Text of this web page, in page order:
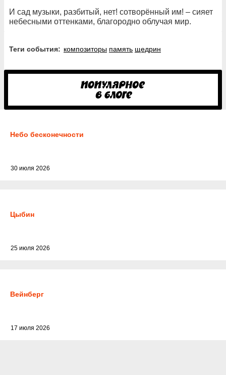
И сад музыки, разбитый, нет! сотворённый им! – сияет
небесными оттенками, благородно облучая мир.
Теги события: композиторы память щедрин
Небо бесконечности
30 июля 2026
Цыбин
25 июля 2026
Вейнберг
17 июля 2026